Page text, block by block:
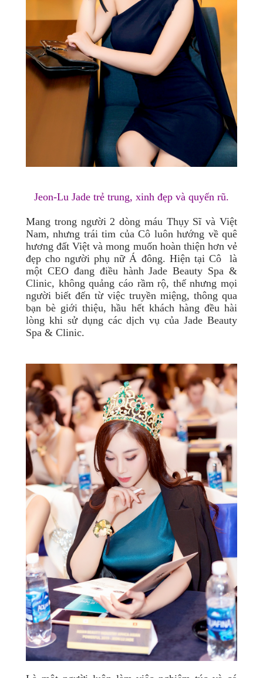
Jeon-Lu Jade trẻ trung, xinh đẹp và quyến rũ.
Mang trong người 2 dòng máu Thụy Sĩ và Việt
Nam, nhưng trái tim của Cô luôn hướng về quê
hương đất Việt và mong muốn hoàn thiện hơn vẻ
đẹp cho người phụ nữ Á đông. Hiện tại Cô là
một CEO đang điều hành Jade Beauty Spa &
Clinic, không quảng cáo rầm rộ, thế nhưng mọi
người biết đến từ việc truyền miệng, thông qua
bạn bè giới thiệu, hầu hết khách hàng đều hài
lòng khi sử dụng các dịch vụ của Jade Beauty
Spa & Clinic.